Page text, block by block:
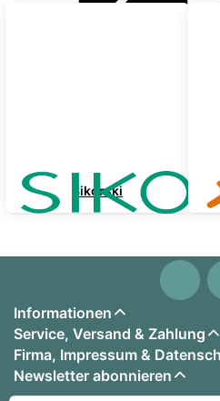
Sikorski
Informationen
Service, Versand & Zahlung
Firma, Impressum &
Newsletter abonnieren